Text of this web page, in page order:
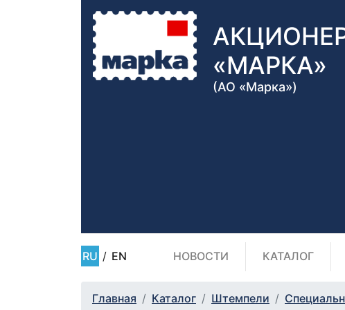
«МАРКА»
(АО «Марка»)
RU / EN НОВОСТИ КАТАЛОГ
Главная Каталог Штемпели